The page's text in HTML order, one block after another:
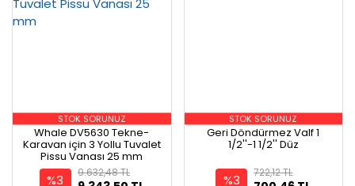
STOK SORUNUZ
Whale DV5630 Tekne-
Karavan için 3 Yollu Tuvalet
Pissu Vanası 25 mm
%3 9.632,48 TL
STOK SORUNUZ
Geri Döndürmez Valf 1
1/2''-1 1/2'' Düz
%3 722,12 TL